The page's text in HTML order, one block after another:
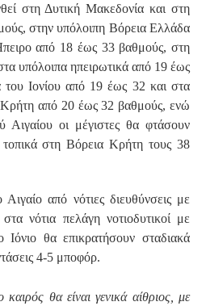
στη Δυτική Μακεδονία και στη
στην υπόλοιπη Βόρεια Ελλάδα
από 18 έως 33 βαθμούς, στη
υπόλοιπα ηπειρωτικά από 19 έως
Ιονίου από 19 έως 32 και στα
Κρήτη από 20 έως 32 βαθμούς, ενώ
Αιγαίου οι μέγιστες θα φτάσουν
στη Βόρεια Κρήτη τους 38
από νότιες διευθύνσεις με
νότια πελάγη νοτιοδυτικοί με
θα επικρατήσουν σταδιακά
4-5 μποφόρ.
καιρός θα είναι γενικά αίθριος, με